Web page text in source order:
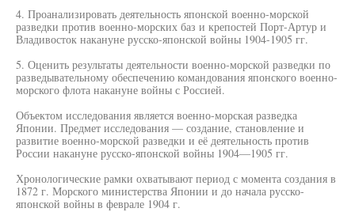
4. Проанализировать деятельность японской военно-морской
разведки против военно-морских баз и крепостей Порт-Артур и
Владивосток накануне русско-японской войны 1904-1905 гг.
5. Оценить результаты деятельности военно-морской разведки по
разведывательному обеспечению командования японского военно-
морского флота накануне войны с Россией.
Объектом исследования является военно-морская разведка
Японии. Предмет исследования — создание, становление и
развитие военно-морской разведки и её деятельность против
России накануне русско-японской войны 1904—1905 гг.
Хронологические рамки охватывают период с момента создания в
1872 г. Морского министерства Японии и до начала русско-
японской войны в феврале 1904 г.